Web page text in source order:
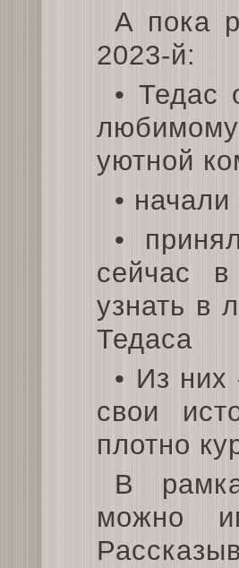
А пока
2023-й:
• Тедас
уютной
•
•
сейчас
узнать в
Тедаса
• Из
свои
плотно
В
можно